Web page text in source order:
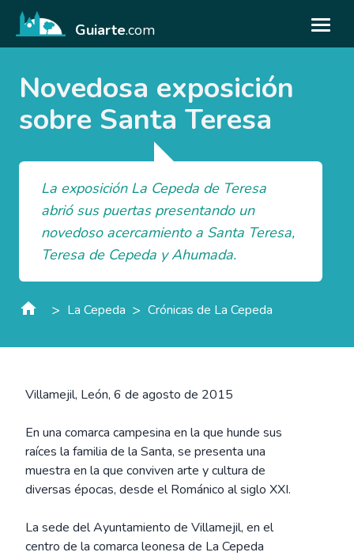
Guiarte.com
Novedosa exposición
sobre Santa Teresa
La exposición La Cepeda de Teresa
abrió sus puertas presentando un
novedoso acercamiento a Santa Teresa,
Teresa de Cepeda y Ahumada.
> La Cepeda > Crónicas de La Cepeda
Villamejil, León, 6 de agosto de 2015
En una comarca campesina en la que hunde sus
raíces la familia de la Santa, se presenta una
muestra en la que conviven arte y cultura de
diversas épocas, desde el Románico al siglo XXI.
La sede del Ayuntamiento de Villamejil, en el
centro de la comarca leonesa de La Cepeda